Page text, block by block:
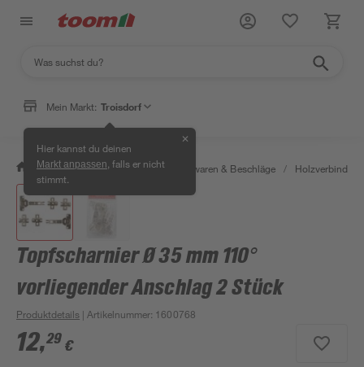
Mein Markt: Troisdorf
Hier kannst du deinen
Markt anpassen , falls er nicht
stimmt.
✕
/ Werkstatt & Maschinen / Eisenwaren & Beschläge / Holzverbinder
Topfscharnier Ø 35 mm 110°
vorliegender Anschlag 2 Stück
Produktdetails | Artikelnummer: 1600768
12,29 €